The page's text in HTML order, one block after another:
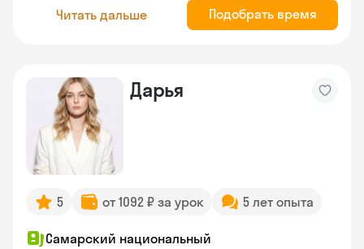
Читать дальше Подобрать время
Дарья
5 от 1092 ₽ за урок 5 лет опыта
Самарский национальный